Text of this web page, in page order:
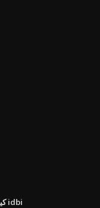
كيفية جعل الدفع عبر الإنترنت من خلال بطاقة الخصم idbi